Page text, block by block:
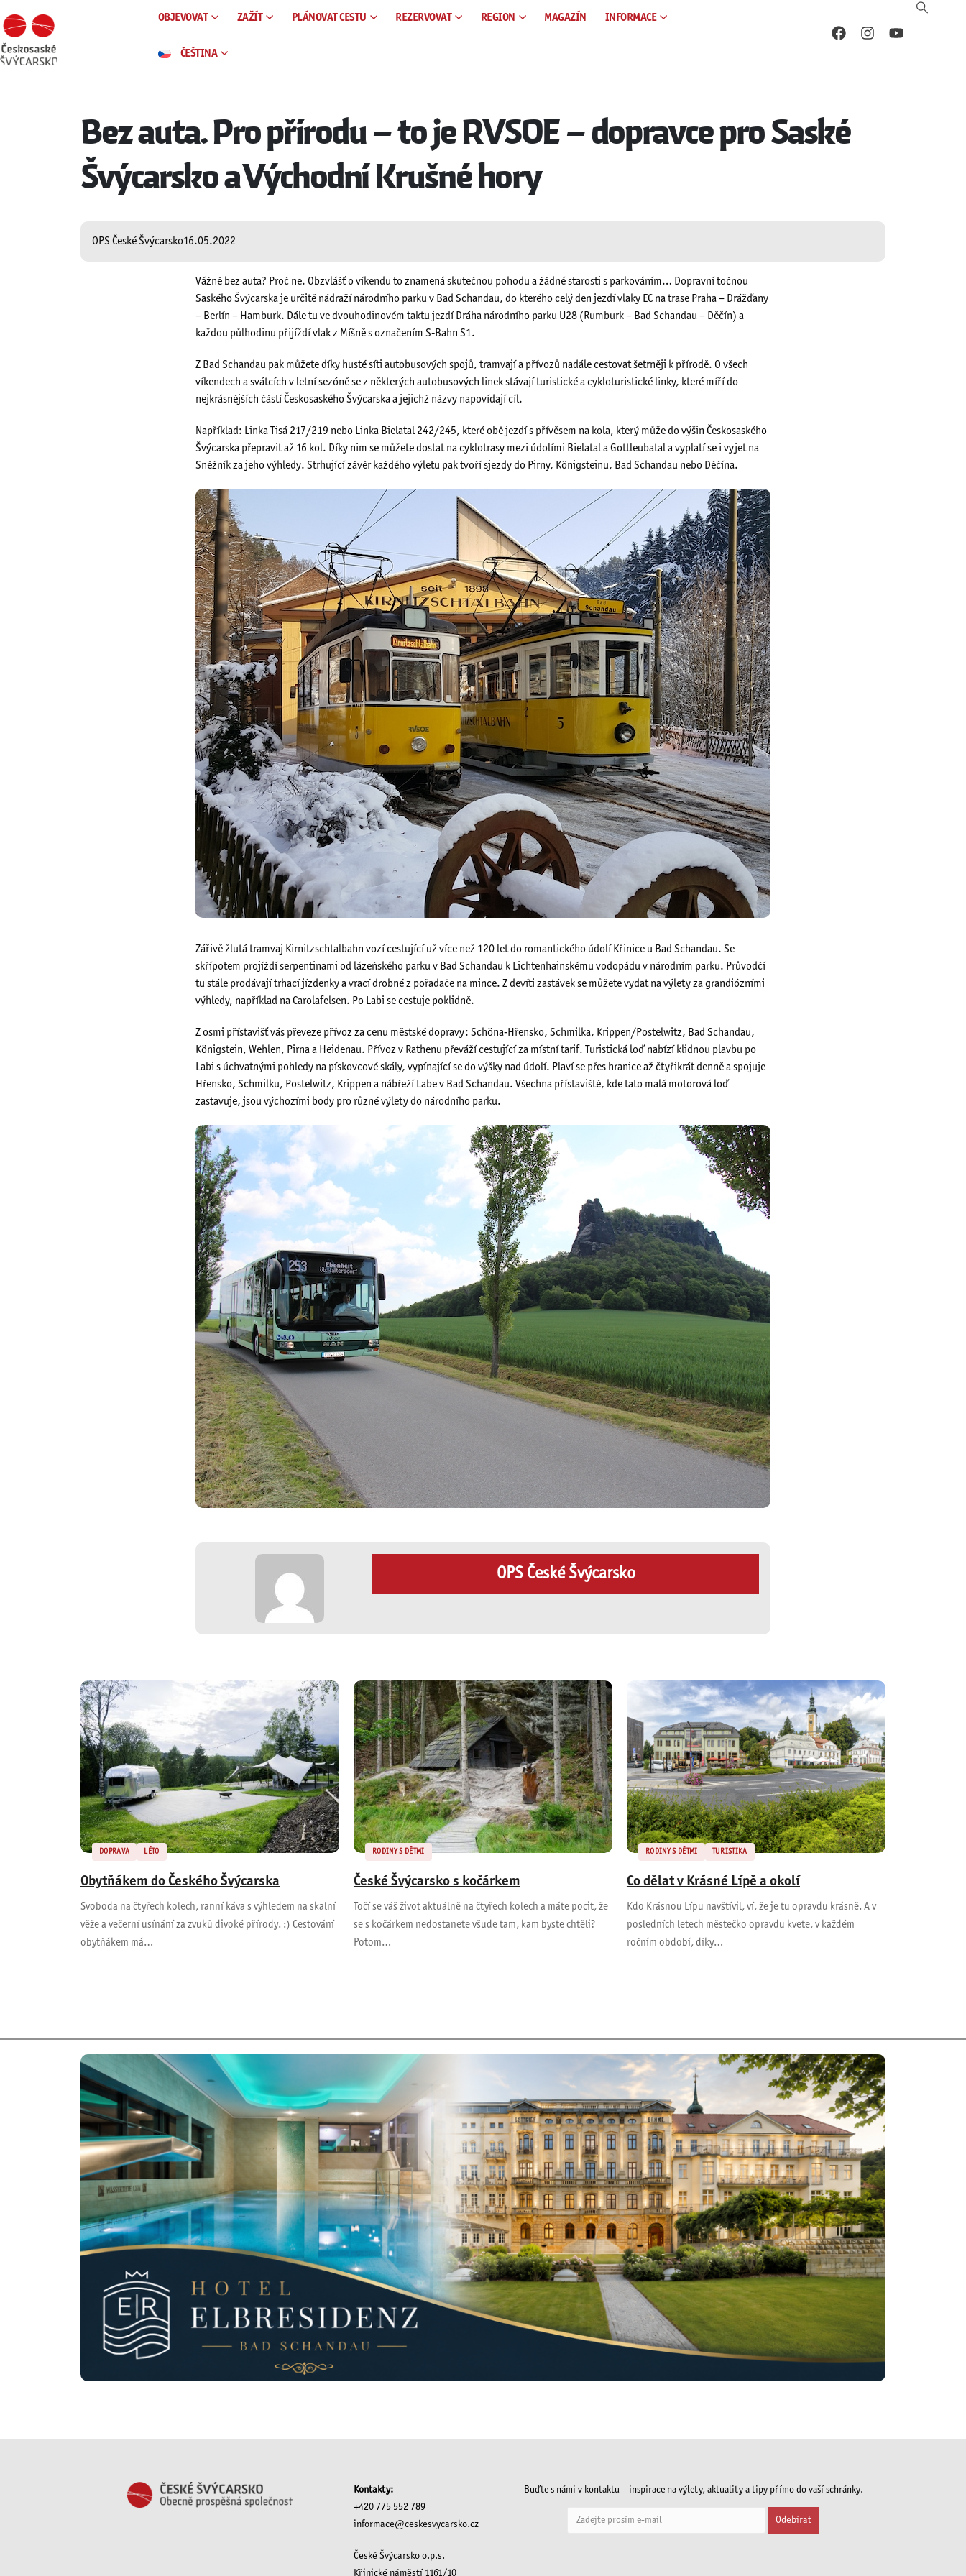
OBJEVOVAT ZAŽÍT PLÁNOVAT CESTU REZERVOVAT REGION MAGAZÍN INFORMACE
ČEŠTINA
Bez auta. Pro přírodu – to je RVSOE – dopravce pro Saské
Švýcarsko a Východní Krušné hory
OPS České Švýcarsko16.05.2022
Vážně bez auta? Proč ne. Obzvlášť o víkendu to znamená skutečnou pohodu a žádné starosti s parkováním… Dopravní točnou
Saského Švýcarska je určitě nádraží národního parku v Bad Schandau, do kterého celý den jezdí vlaky EC na trase Praha – Drážďany
– Berlín – Hamburk. Dále tu ve dvouhodinovém taktu jezdí Dráha národního parku U28 (Rumburk – Bad Schandau – Děčín) a
každou půlhodinu přijíždí vlak z Míšně s označením S‐Bahn S1.
Z Bad Schandau pak můžete díky husté síti autobusových spojů, tramvají a přívozů nadále cestovat šetrněji k přírodě. O všech
víkendech a svátcích v letní sezóně se z některých autobusových linek stávají turistické a cykloturistické linky, které míří do
nejkrásnějších částí Českosaského Švýcarska a jejichž názvy napovídají cíl.
Například: Linka Tisá 217/219 nebo Linka Bielatal 242/245, které obě jezdí s přívěsem na kola, který může do výšin Českosaského
Švýcarska přepravit až 16 kol. Díky nim se můžete dostat na cyklotrasy mezi údolími Bielatal a Gottleubatal a vyplatí se i vyjet na
Sněžník za jeho výhledy. Strhující závěr každého výletu pak tvoří sjezdy do Pirny, Königsteinu, Bad Schandau nebo Děčína.
Zářivě žlutá tramvaj Kirnitzschtalbahn vozí cestující už více než 120 let do romantického údolí Křinice u Bad Schandau. Se
skřípotem projíždí serpentinami od lázeňského parku v Bad Schandau k Lichtenhainskému vodopádu v národním parku. Průvodčí
tu stále prodávají trhací jízdenky a vrací drobné z pořadače na mince. Z devíti zastávek se můžete vydat na výlety za grandiózními
výhledy, například na Carolafelsen. Po Labi se cestuje poklidně.
Z osmi přístavišť vás převeze přívoz za cenu městské dopravy: Schöna‐Hřensko, Schmilka, Krippen/Postelwitz, Bad Schandau,
Königstein, Wehlen, Pirna a Heidenau. Přívoz v Rathenu převáží cestující za místní tarif. Turistická loď nabízí klidnou plavbu po
Labi s úchvatnými pohledy na pískovcové skály, vypínající se do výšky nad údolí. Plaví se přes hranice až čtyřikrát denně a spojuje
Hřensko, Schmilku, Postelwitz, Krippen a nábřeží Labe v Bad Schandau. Všechna přístaviště, kde tato malá motorová loď
zastavuje, jsou výchozími body pro různé výlety do národního parku.
OPS České Švýcarsko
DOPRAVA LÉTO
Obytňákem do Českého Švýcarska
Svoboda na čtyřech kolech, ranní káva s výhledem na skalní
věže a večerní usínání za zvuků divoké přírody. :) Cestování
obytňákem má…
RODINY S DĚTMI
České Švýcarsko s kočárkem
Točí se váš život aktuálně na čtyřech kolech a máte pocit, že
se s kočárkem nedostanete všude tam, kam byste chtěli?
Potom…
RODINY S DĚTMI TURISTIKA
Co dělat v Krásné Lípě a okolí
Kdo Krásnou Lípu navštívil, ví, že je tu opravdu krásně. A v
posledních letech městečko opravdu kvete, v každém
ročním období, díky…
Kontakty:
+420 775 552 789
informace@ceskesvycarsko.cz
České Švýcarsko o.p.s.
Křinické náměstí 1161/10
Buďte s námi v kontaktu – inspirace na výlety, aktuality a tipy přímo do vaší schránky.
Odebírat